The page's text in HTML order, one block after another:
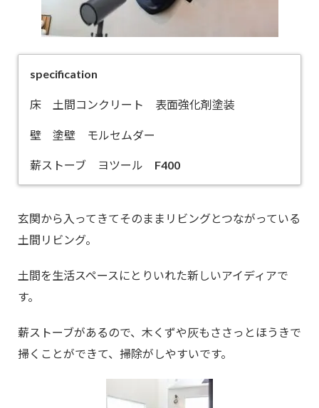
specification
床 土間コンクリート 表面強化剤塗装
壁 塗壁 モルセムダー
薪ストーブ ヨツール F400
玄関から入ってきてそのままリビングとつながっている
土間リビング。
土間を生活スペースにとりいれた新しいアイディアで
す。
薪ストーブがあるので、木くずや灰もささっとほうきで
掃くことができて、掃除がしやすいです。